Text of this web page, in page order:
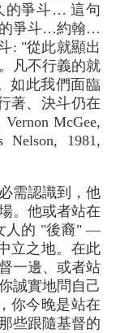
的爭斗… 這句
的爭斗…約翰…
: "從此就顯出
凡不行義的就
如此我們面臨
著、決斗仍在
McGee,
Nelson, 1981,
需認識到，他
。他或者站在
人的 "後裔" —
立之地。在此
一邊、或者站
誠實地問自己
你今晚是站在
些跟隨基督的